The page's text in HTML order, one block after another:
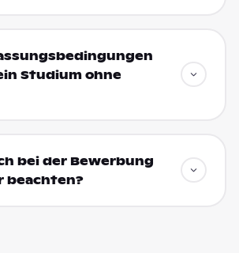
Studium ohne
bei der Bewerbung
beachten?